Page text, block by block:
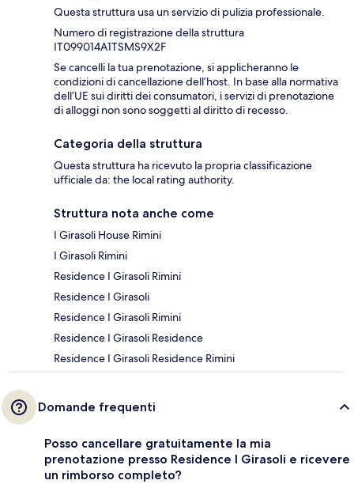
Questa struttura usa un servizio di pulizia professionale.
Numero di registrazione della struttura
IT099014A1TSMS9X2F
Se cancelli la tua prenotazione, si applicheranno le
condizioni di cancellazione dell’host. In base alla normativa
dell’UE sui diritti dei consumatori, i servizi di prenotazione
di alloggi non sono soggetti al diritto di recesso.
Categoria della struttura
Questa struttura ha ricevuto la propria classificazione
ufficiale da: the local rating authority.
Struttura nota anche come
I Girasoli House Rimini
I Girasoli Rimini
Residence I Girasoli Rimini
Residence I Girasoli
Residence I Girasoli Rimini
Residence I Girasoli Residence
Residence I Girasoli Residence Rimini
Domande frequenti
Posso cancellare gratuitamente la mia
prenotazione presso Residence I Girasoli e ricevere
un rimborso completo?